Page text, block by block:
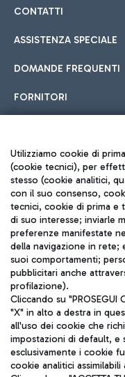
CONTATTI
ASSISTENZA SPECIALE
DOMANDE FREQUENTI
FORNITORI
Seguici sui
Aeroporti di Roma
Utilizziamo cookie di
(cookie tecnici), per
stesso (cookie analitici,
con il suo consenso,
tecnici, cookie di prima e
di suo interesse; inviarle
preferenze manifestate
della navigazione in
suoi comportamenti;
pubblicitari anche
profilazione).
Cliccando su "PROSEGUI
"X" in alto a destra in
all'uso dei cookie che
impostazioni di default, e
esclusivamente i cookie
cookie analitici